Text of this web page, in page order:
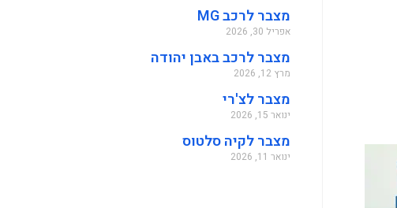
מצבר לרכב MG
אפריל 30, 2026
מצבר לרכב באבן יהודה
מרץ 12, 2026
מצבר לצ'רי
ינואר 15, 2026
מצבר לקיה סלטוס
ינואר 11, 2026